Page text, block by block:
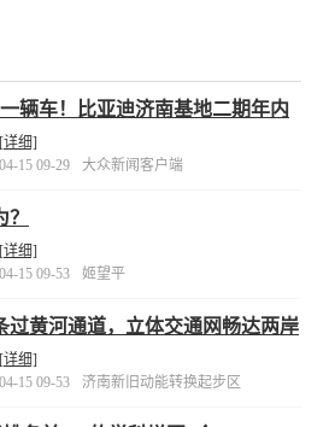
辆车！比亚迪济南基地二期年内
[详细]
04-15 09-29
大众新闻客户端
[详细]
04-15 09-53
姬望平
过黄河通道，立体交通网畅达两岸
[详细]
04-15 09-53
济南新旧动能转换起步区